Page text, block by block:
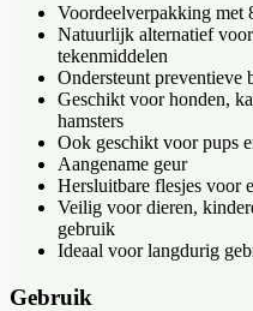
Voordeelverpakking met
Natuurlijk alternatief
tekenmiddelen
Ondersteunt preventieve
Geschikt voor honden,
hamsters
Ook geschikt voor pups
Aangename geur
Hersluitbare flesjes voor
Veilig voor dieren,
gebruik
Ideaal voor langdurig
Gebruik